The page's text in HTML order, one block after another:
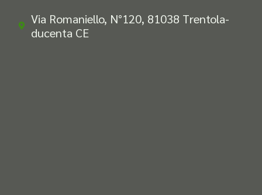
Via Romaniello, N°120, 81038 Trentola-
ducenta CE